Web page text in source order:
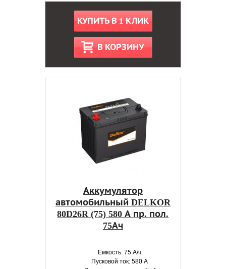
КУПИТЬ В 1 КЛИК
В КОРЗИНУ
Аккумулятор
автомобильный DELKOR
80D26R (75) 580 А пр. пол.
75Ач
Емкость: 75 А/ч
Пусковой ток: 580 А